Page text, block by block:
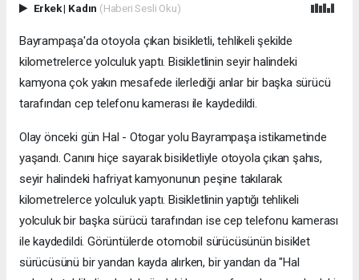
Erkek| Kadın (Haberi Sesli Oku)
Bayrampaşa'da otoyola çıkan bisikletli, tehlikeli şekilde
kilometrelerce yolculuk yaptı. Bisikletlinin seyir halindeki
kamyona çok yakın mesafede ilerlediği anlar bir başka sürücü
tarafından cep telefonu kamerası ile kaydedildi.
Olay önceki gün Hal - Otogar yolu Bayrampaşa istikametinde
yaşandı. Canını hiçe sayarak bisikletliyle otoyola çıkan şahıs,
seyir halindeki hafriyat kamyonunun peşine takılarak
kilometrelerce yolculuk yaptı. Bisikletlinin yaptığı tehlikeli
yolculuk bir başka sürücü tarafından ise cep telefonu kamerası
ile kaydedildi. Görüntülerde otomobil sürücüsünün bisiklet
sürücüsünü bir yandan kayda alırken, bir yandan da "Hal